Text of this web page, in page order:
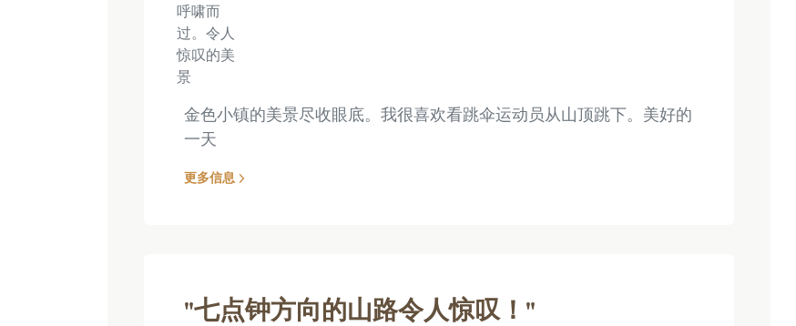
金色小镇的美景尽收眼底。我很喜欢看跳伞运动员从山顶跳下。美好的
一天
更多信息
"七点钟方向的山路令人惊叹！"